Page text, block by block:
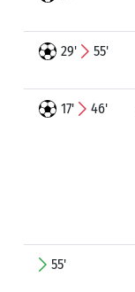
29' 55'
17' 46'
55'